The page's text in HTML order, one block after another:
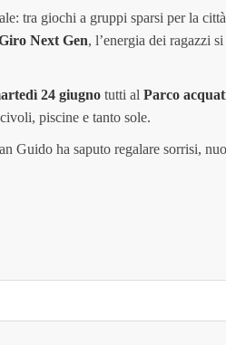
tra giochi a gruppi sparsi per la città
Next Gen, l’energia dei ragazzi
24 giugno tutti al Parco
piscine e tanto sole.
Guido ha saputo regalare sorrisi,